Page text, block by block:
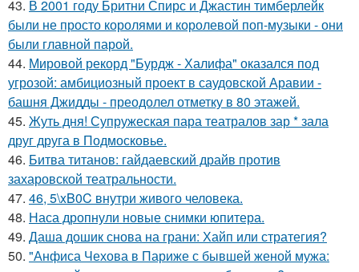
43. В 2001 году Бритни Спирс и Джастин тимберлейк
были не просто королями и королевой поп-музыки - они
были главной парой.
44. Мировой рекорд "Бурдж - Халифа" оказался под
угрозой: амбициозный проект в саудовской Аравии -
башня Джидды - преодолел отметку в 80 этажей.
45. Жуть дня! Супружеская пара театралов зар * зала
друг друга в Подмосковье.
46. Битва титанов: гайдаевский драйв против
захаровской театральности.
47. 46, 5\xB0C внутри живого человека.
48. Наса дропнули новые снимки юпитера.
49. Даша дошик снова на грани: Хайп или стратегия?
50. "Анфиса Чехова в Париже с бывшей женой мужа: